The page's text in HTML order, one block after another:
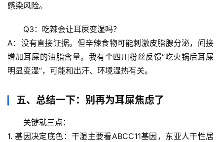
谣
感染风险。
Q3：吃辣会让耳屎变湿吗？
A：没有直接证据。但辛辣食物可能刺激皮脂腺分泌，间接
增加耳屎的油脂含量。我有个四川粉丝反馈“吃火锅后耳屎
明显变湿”，可能和出汗、环境湿热有关。
五、总结一下：别再为耳屎焦虑了
关键就三点：
1. 基因决定底色 ：干湿主要看ABCC11基因，东亚人干性居